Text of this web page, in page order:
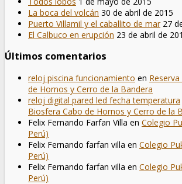
La boca del volcán 30 de abril de 2015
Puerto Villamil y el caballito de mar 27
El Calbuco en erupción 23 de abril de
Últimos comentarios
reloj piscina funcionamiento en
de Hornos y Cerro de la Bandera
reloj digital pared led fecha temperatura
Biosfera Cabo de Hornos y Cerro de la
Felix Fernando Farfan Villa en Colegio
Perú)
Felix Fernando farfan villa en Colegio
Perú)
Felix Fernando farfan villa en Colegio
Perú)